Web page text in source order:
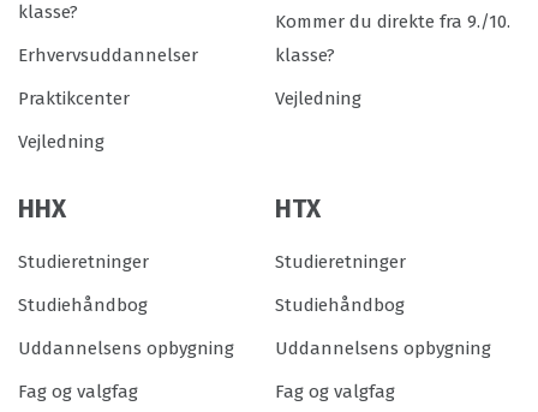
klasse?
Erhvervsuddannelser
Praktikcenter
Vejledning
Kommer du direkte fra 9./10.
klasse?
Vejledning
HHX
Studieretninger
Studiehåndbog
Uddannelsens opbygning
Fag og valgfag
HTX
Studieretninger
Studiehåndbog
Uddannelsens opbygning
Fag og valgfag